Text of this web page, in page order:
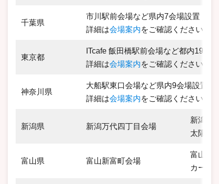
千葉県
市川駅前会場など県内7会場設置
詳細は会場案内をご確認ください。
東京都
ITcafe 飯田橋駅前会場など都内19会
詳細は会場案内をご確認ください。
神奈川県
大船駅東口会場など県内9会場設置
詳細は会場案内をご確認ください。
新潟県 新潟万代四丁目会場
新潟県
太陽生
富山県 富山新富町会場
富山県
カーニ